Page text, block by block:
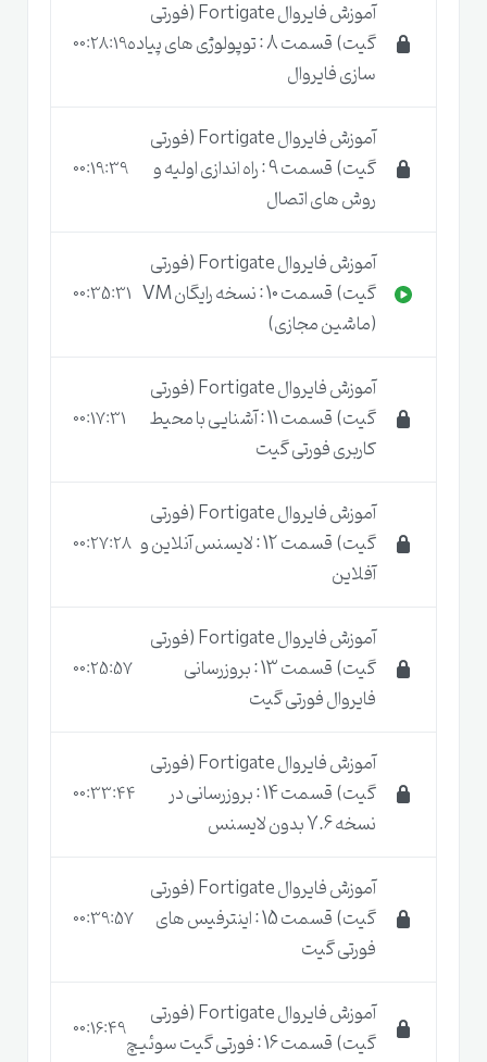
آموزش فایروال Fortigate (فورتی
گیت) قسمت 8 : توپولوژی های پیاده
سازی فایروال
00:28:19
آموزش فایروال Fortigate (فورتی
گیت) قسمت 9 : راه اندازی اولیه و
روش های اتصال
00:19:39
آموزش فایروال Fortigate (فورتی
گیت) قسمت 10 : نسخه رایگان VM
(ماشین مجازی)
00:35:31
آموزش فایروال Fortigate (فورتی
گیت) قسمت 11 : آشنایی با محیط
کاربری فورتی گیت
00:17:31
آموزش فایروال Fortigate (فورتی
گیت) قسمت 12 : لایسنس آنلاین و
آفلاین
00:27:28
آموزش فایروال Fortigate (فورتی
گیت) قسمت 13 : بروزرسانی
فایروال فورتی گیت
00:25:57
آموزش فایروال Fortigate (فورتی
گیت) قسمت 14 : بروزرسانی در
نسخه 7.6 بدون لایسنس
00:33:44
آموزش فایروال Fortigate (فورتی
گیت) قسمت 15 : اینترفیس های
فورتی گیت
00:39:57
آموزش فایروال Fortigate (فورتی
گیت) قسمت 16 : فورتی گیت سوئیچ
00:16:49